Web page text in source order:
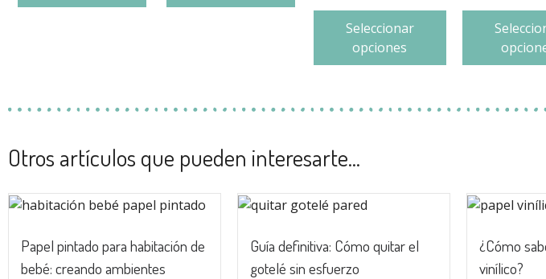
Seleccionar
opciones
Otros artículos que pueden interesarte...
Papel pintado para habitación de
bebé: creando ambientes
Guía definitiva: Cómo quitar el
gotelé sin esfuerzo
¿Cómo
vinílico?